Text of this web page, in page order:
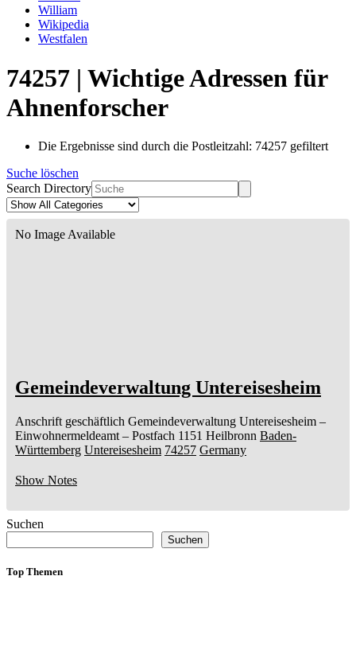
William
Wikipedia
Westfalen
74257 | Wichtige Adressen für
Ahnenforscher
Die Ergebnisse sind durch die Postleitzahl: 74257 gefiltert
Suche löschen
Search Directory
No Image Available
Gemeindeverwaltung Untereisesheim
Anschrift geschäftlich Gemeindeverwaltung Untereisesheim –
Einwohnermeldeamt – Postfach 1151 Heilbronn Baden-
Württemberg Untereisesheim 74257 Germany
Show Notes
Suchen
Suchen
Top Themen